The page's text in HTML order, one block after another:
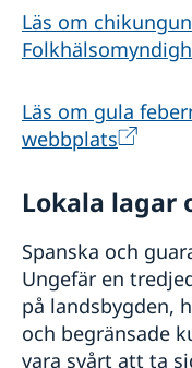
Läs om
Läs om gula
webbplats
Lokala lagar
Spanska och
Ungefär en
på landsbygden,
och begränsade
vara svårt att ta